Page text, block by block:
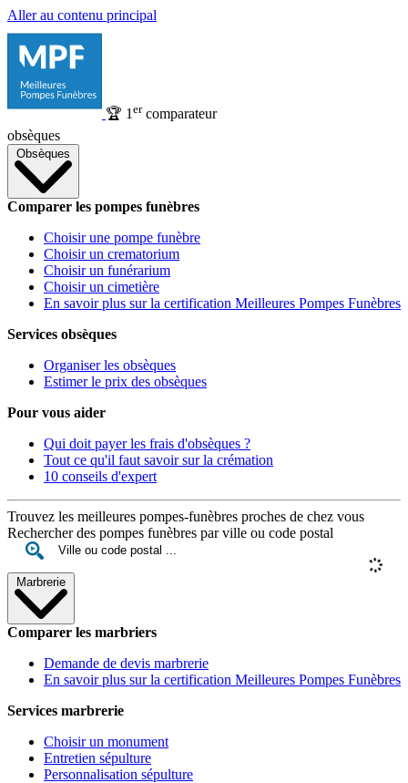
Aller au contenu principal
🏆 1 ercomparateur
obsèques
Obsèques
Comparer les pompes funèbres
Choisir une pompe funèbre
Choisir un crematorium
Choisir un funérarium
Choisir un cimetière
En savoir plus sur la certification Meilleures Pompes Funèbres
Services obsèques
Organiser les obsèques
Estimer le prix des obsèques
Pour vous aider
Qui doit payer les frais d'obsèques ?
Tout ce qu'il faut savoir sur la crémation
10 conseils d'expert
Trouvez les meilleures pompes-funèbres proches de chez vous
Rechercher des pompes funèbres par ville ou code postal
Marbrerie
Comparer les marbriers
Demande de devis marbrerie
En savoir plus sur la certification Meilleures Pompes Funèbres
Services marbrerie
Choisir un monument
Entretien sépulture
Personnalisation sépulture